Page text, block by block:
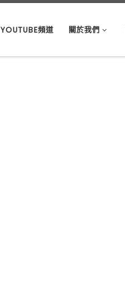
YOUTUBE頻道 關於我們